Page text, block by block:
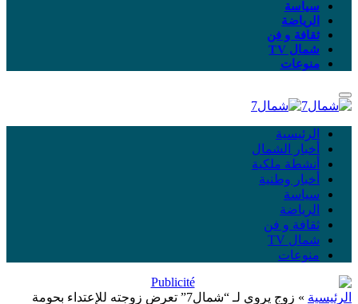
سياسة
الرياضة
ثقافة و فن
شمال TV
منوعات
الرئيسية
أخبار الشمال
أنشطة ملكية
أخبار وطنية
سياسة
الرياضة
ثقافة و فن
شمال TV
منوعات
الرئيسية »
زوج يروي لـ “شمال7” تعرض زوجته للإعتداء بحومة